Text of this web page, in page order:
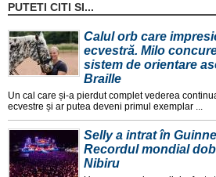
PUTETI CITI SI...
Calul orb care
ecvestră. Milo
sistem de orientare
Braille
Un cal care și-a pierdut complet vederea
ecvestre și ar putea deveni primul exemplar ...
Selly a intrat în
Recordul mondial
Nibiru